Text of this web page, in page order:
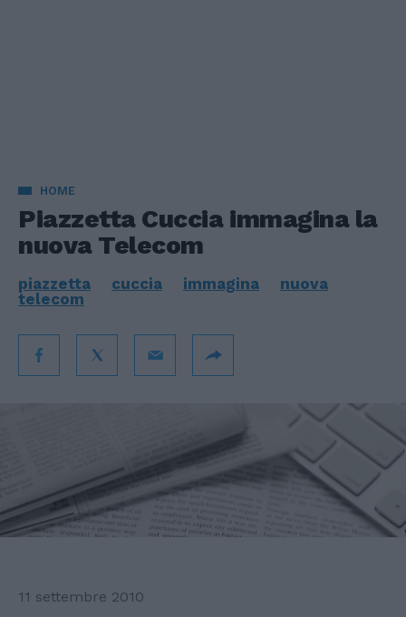
HOME
Piazzetta Cuccia immagina la
nuova Telecom
piazzetta cuccia immagina
nuova
telecom
11 settembre 2010